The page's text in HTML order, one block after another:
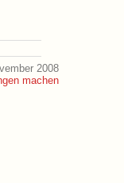
2008